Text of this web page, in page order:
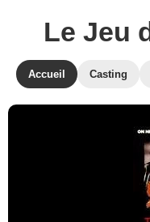
Le Jeu
Accueil Casting